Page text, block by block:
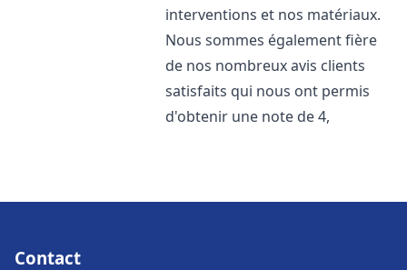
interventions et nos matériaux.
Nous sommes également fière
de nos nombreux avis clients
satisfaits qui nous ont permis
d'obtenir une note de 4,
Contact